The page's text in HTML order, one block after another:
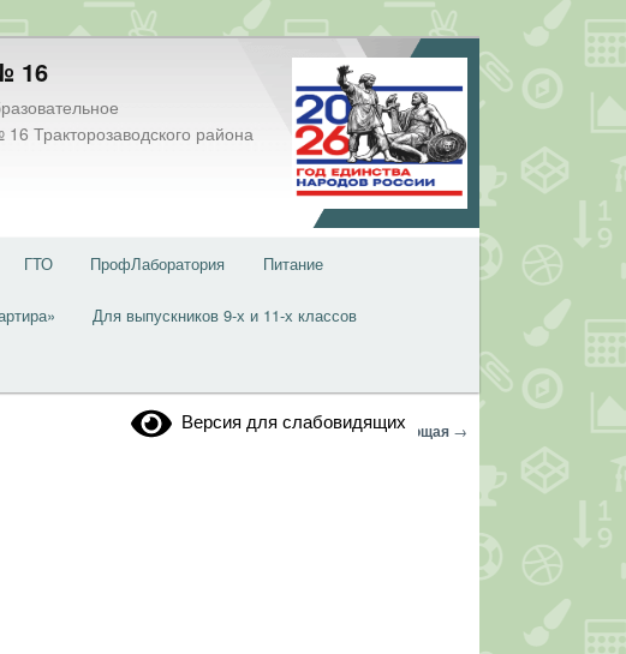
16
Тракторозаводского района
ГТО ПрофЛаборатория Питание
Для выпускников 9-х и 11-х классов
Версия для слабовидящих
Навигация
← Предыдущая Следующая →